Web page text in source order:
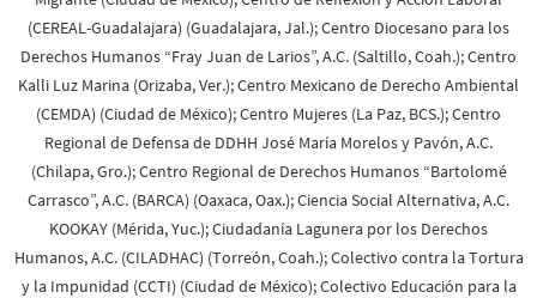
(CEREAL-Guadalajara) (Guadalajara, Jal.); Centro Diocesano para los
Derechos Humanos “Fray Juan de Larios”, A.C. (Saltillo, Coah.); Centro
Kalli Luz Marina (Orizaba, Ver.); Centro Mexicano de Derecho Ambiental
(CEMDA) (Ciudad de México); Centro Mujeres (La Paz, BCS.); Centro
Regional de Defensa de DDHH José María Morelos y Pavón, A.C.
(Chilapa, Gro.); Centro Regional de Derechos Humanos “Bartolomé
Carrasco”, A.C. (BARCA) (Oaxaca, Oax.); Ciencia Social Alternativa, A.C.
KOOKAY (Mérida, Yuc.); Ciudadanía Lagunera por los Derechos
Humanos, A.C. (CILADHAC) (Torreón, Coah.); Colectivo contra la Tortura
y la Impunidad (CCTI) (Ciudad de México); Colectivo Educación para la